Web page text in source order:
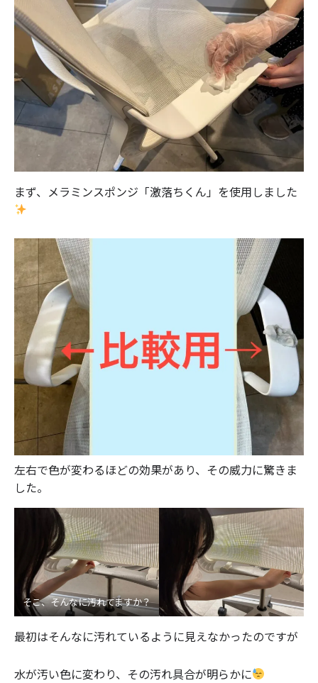
まず、メラミンスポンジ「激落ちくん」を使用しました
左右で色が変わるほどの効果があり、その威力に驚きま
した。
そこ、そんなに汚れてますか？
最初はそんなに汚れているように見えなかったのですが
水が汚い色に変わり、その汚れ具合が明らかに